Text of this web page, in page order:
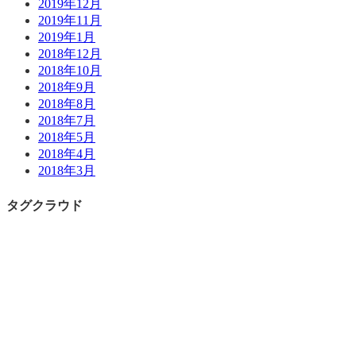
2019年12月
2019年11月
2019年1月
2018年12月
2018年10月
2018年9月
2018年8月
2018年7月
2018年5月
2018年4月
2018年3月
タグクラウド